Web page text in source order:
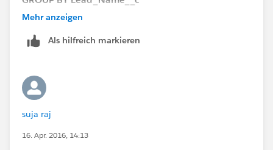
Mehr anzeigen
Als hilfreich markieren
suja raj
16. Apr. 2016, 14:13